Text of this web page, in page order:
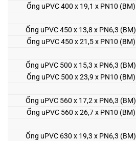
Ống uPVC 400 x 19,1 x PN10 (BM)
Ống uPVC 450 x 13,8 x PN6,3 (BM)
Ống uPVC 450 x 21,5 x PN10 (BM)
Ống uPVC 500 x 15,3 x PN6,3 (BM)
Ống uPVC 500 x 23,9 x PN10 (BM)
Ống uPVC 560 x 17,2 x PN6,3 (BM)
Ống uPVC 560 x 26,7 x PN10 (BM)
Ống uPVC 630 x 19,3 x PN6,3 (BM)